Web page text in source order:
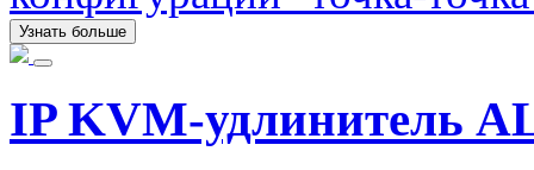
Узнать больше
IP KVM-удлинитель